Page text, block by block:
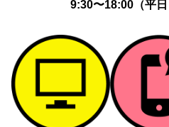
9:30〜18:00（平日